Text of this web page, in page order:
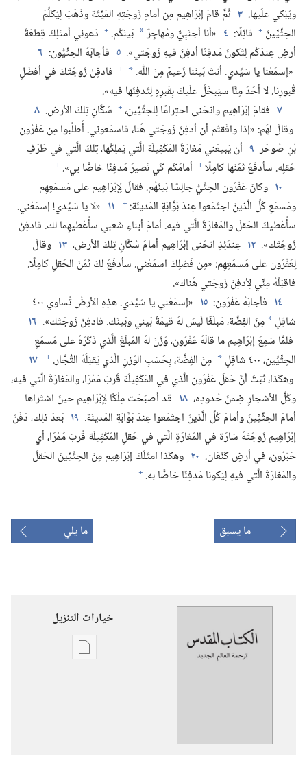
ويَبْكي علَيها.‏ ٣ ثُمَّ قامَ إبْرَاهِيم مِن أمامِ زَوجَتِهِ المَيِّتَة وذَهَبَ لِيُكَلِّمَ
الحِثِّيِّينَ + قائِلًا:‏ ٤ «أنا أجنَبِيٌّ ومُهاجِرٌ* بَينَكُم.‏ + دَعوني أمتَلِكُ قِطعَةَ
أرضٍ عِندَكُم لِتَكونَ مَدفِنًا أدفِنُ فيهِ زَوجَتي».‏ ٥ فأجابَهُ الحِثِّيُّون:‏ ٦
«إسمَعْنا يا سَيِّدي.‏ أنتَ بَينَنا زَعيمٌ مِنَ اللّٰه.‏ *
+ فادفِنْ زَوجَتَكَ في أفضَلِ
قُبورِنا.‏ لا أحَدَ مِنَّا سيَبخَلُ علَيكَ بِقَبرِهِ لِتَدفِنَها فيه».‏
٧ فقامَ إبْرَاهِيم وانحَنى احتِرامًا لِلحِثِّيِّين،‏ + سُكَّانِ تِلكَ الأرض.‏ ٨
وقالَ لهُم:‏ «إذا وافَقتُم أن أدفِنَ زَوجَتي هُنا،‏ فاسمَعوني.‏ أُطلُبوا مِن عَفْرُون
بْنِ صُوحَر ٩ أن يَبيعَني مَغارَةَ المَكْفِيلَة الَّتي يَملِكُها،‏ تِلكَ الَّتي في طَرَفِ
حَقلِه.‏ سأدفَعُ ثَمَنَها كامِلًا + أمامَكُم كَي تَصيرَ مَدفِنًا خاصًّا بي».‏ +
١٠ وكانَ عَفْرُون الحِثِّيُّ جالِسًا بَينَهُم.‏ فقالَ لِإبْرَاهِيم على مَسمَعِهِم
ومَسمَعِ كُلِّ الَّذينَ اجتَمَعوا عِندَ بَوَّابَةِ المَدينَة:‏ + ١١ «لا يا سَيِّدي!‏ إسمَعْني.‏
سأُعْطيكَ الحَقلَ والمَغارَةَ الَّتي فيه.‏ أمامَ أبناءِ شَعبي سأُعْطيهِما لك.‏ فادفِنْ
زَوجَتَك».‏ ١٢ عِندَئِذٍ انحَنى إبْرَاهِيم أمامَ سُكَّانِ تِلكَ الأرض،‏ ١٣ وقالَ
لِعَفْرُون على مَسمَعِهِم:‏ «مِن فَضلِكَ اسمَعْني.‏ سأدفَعُ لكَ ثَمَنَ الحَقلِ كامِلًا.‏
فاقبَلْهُ مِنِّي لِأدفِنَ زَوجَتي هُناك».‏
١٤ فأجابَهُ عَفْرُون:‏ ١٥
«إسمَعْني يا سَيِّدي.‏ هذِهِ الأرضُ تُساوي ٤٠٠
شاقِلٍ * مِنَ الفِضَّة،‏ مَبلَغًا لَيسَ لهُ قيمَةٌ بَيني وبَينَك.‏ فادفِنْ زَوجَتَك».‏ ١٦
فلمَّا سَمِعَ إبْرَاهِيم ما قالَهُ عَفْرُون،‏ وَزَنَ لهُ المَبلَغَ الَّذي ذَكَرَهُ على مَسمَعِ
الحِثِّيِّين،‏ ٤٠٠ شاقِلٍ
* مِنَ الفِضَّة،‏ بِحَسَبِ الوَزنِ الَّذي يَقبَلُهُ التُّجَّار.‏ +
١٧
وهكَذا،‏ ثَبَتَ أنَّ حَقلَ عَفْرُون الَّذي في المَكْفِيلَة قُربَ مَمْرَا،‏ والمَغارَةَ الَّتي فيه،‏
وكُلَّ الأشجارِ ضِمنَ حُدودِه،‏ ١٨ قد أصبَحَت مِلْكًا لِإبْرَاهِيم حينَ اشتَراها
أمامَ الحِثِّيِّينَ وأمامَ كُلِّ الَّذينَ اجتَمَعوا عِندَ بَوَّابَةِ المَدينَة.‏ ١٩ بَعدَ ذلِك،‏ دَفَنَ
إبْرَاهِيم زَوجَتَهُ سَارَة في المَغارَةِ الَّتي في حَقلِ المَكْفِيلَة قُربَ مَمْرَا،‏ أي
حَبْرُون،‏ في أرضِ كَنْعَان.‏ ٢٠ وهكَذا امتَلَكَ إبْرَاهِيم مِنَ الحِثِّيِّينَ الحَقلَ
والمَغارَةَ الَّتي فيهِ لِيَكونا مَدفِنًا خاصًّا به.‏ +
ما يسبق ما يلي
خيارات التنزيل
خيارات